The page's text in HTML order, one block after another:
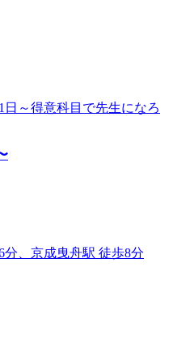
日～得意科目で先生になろ
、京成曳舟駅 徒歩8分